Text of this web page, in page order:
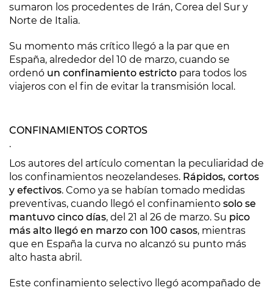
sumaron los procedentes de Irán, Corea del Sur y
Norte de Italia.
Su momento más crítico llegó a la par que en
España, alrededor del 10 de marzo, cuando se
ordenó un confinamiento estricto para todos los
viajeros con el fin de evitar la transmisión local.
CONFINAMIENTOS CORTOS
.
Los autores del artículo comentan la peculiaridad de
los confinamientos neozelandeses. Rápidos, cortos
y efectivos. Como ya se habían tomado medidas
preventivas, cuando llegó el confinamiento solo se
mantuvo cinco días, del 21 al 26 de marzo. Su pico
más alto llegó en marzo con 100 casos, mientras
que en España la curva no alcanzó su punto más
alto hasta abril.
Este confinamiento selectivo llegó acompañado de